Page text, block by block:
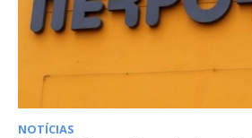
NOTÍCIAS